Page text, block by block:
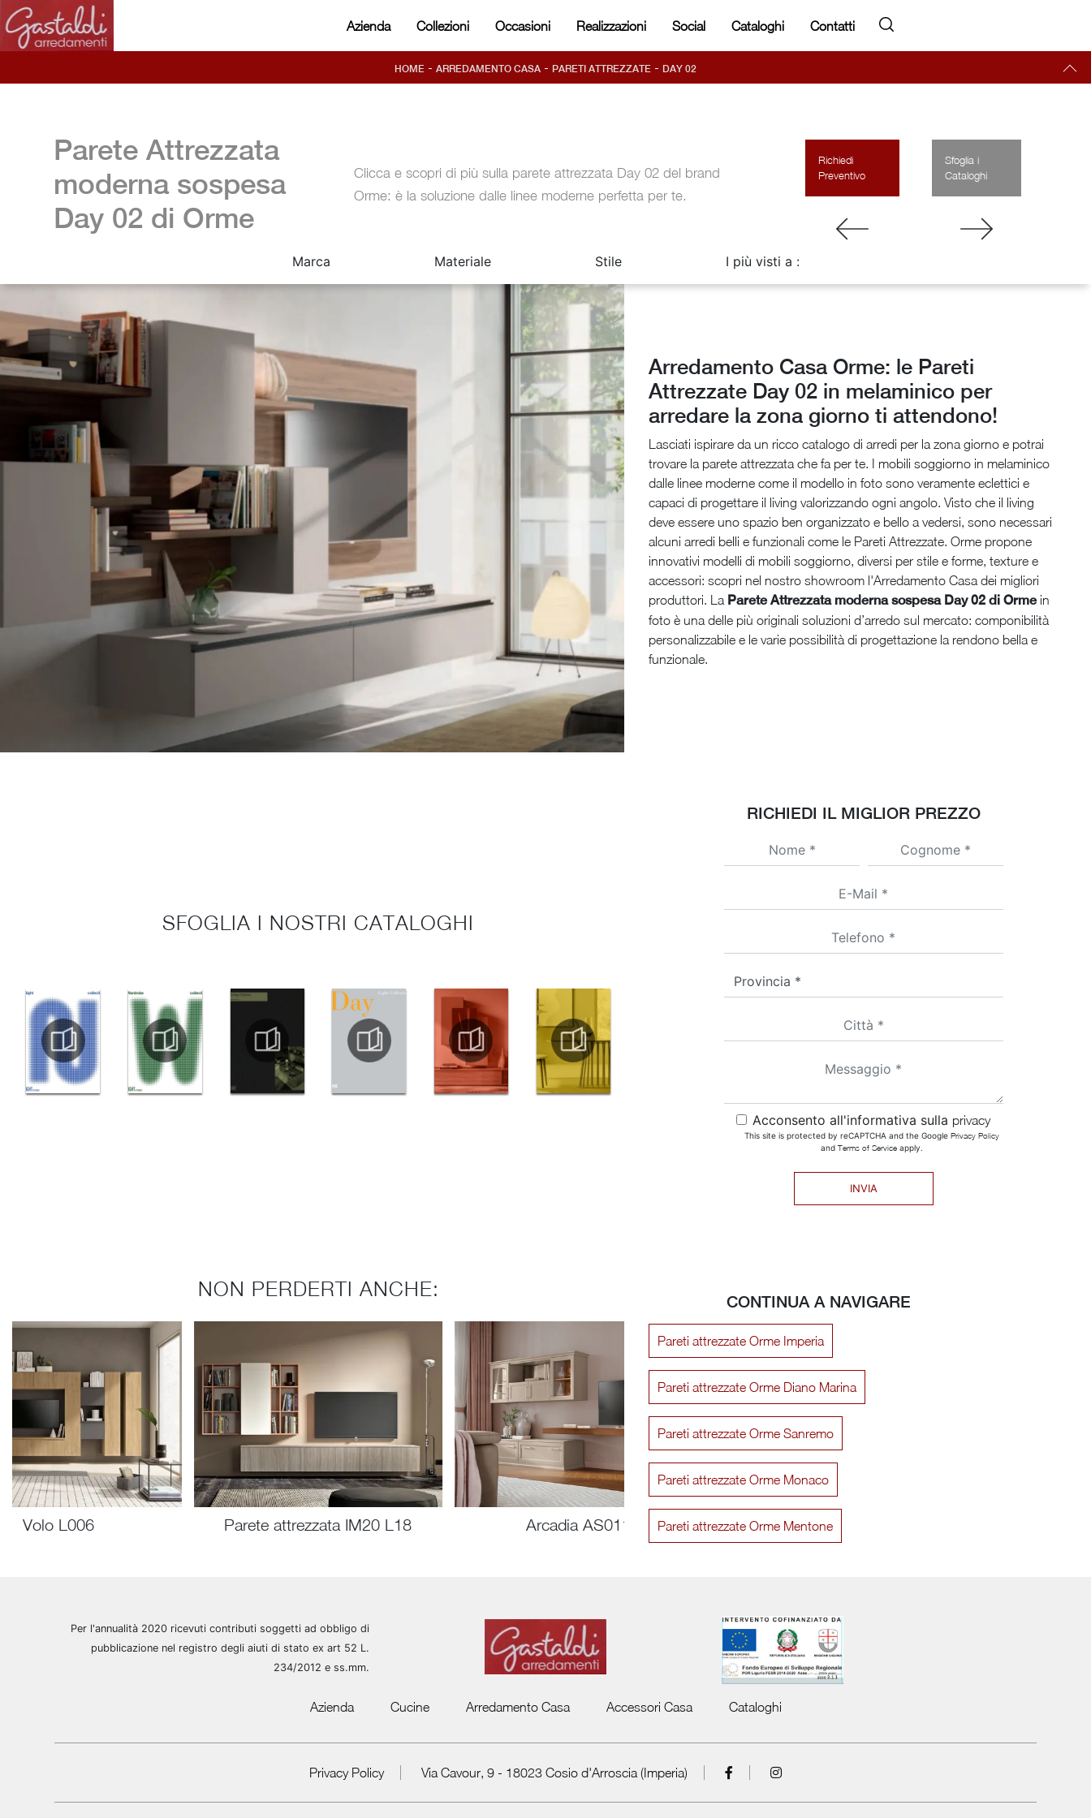
Azienda Collezioni Occasioni Realizzazioni Social Cataloghi Contatti
HOME - ARREDAMENTO CASA - PARETI ATTREZZATE - DAY 02
Parete Attrezzata
moderna sospesa
Day 02 di Orme
Clicca e scopri di più sulla parete attrezzata Day 02 del brand
Orme: è la soluzione dalle linee moderne perfetta per te.
Richiedi
Preventivo
Sfoglia i
Cataloghi
Marca Materiale Stile I più visti a :
Arredamento Casa Orme: le Pareti
Attrezzate Day 02 in melaminico per
arredare la zona giorno ti attendono!
Lasciati ispirare da un ricco catalogo di arredi per la zona giorno e potrai
trovare la parete attrezzata che fa per te. I mobili soggiorno in melaminico
dalle linee moderne come il modello in foto sono veramente eclettici e
capaci di progettare il living valorizzando ogni angolo. Visto che il living
deve essere uno spazio ben organizzato e bello a vedersi, sono necessari
alcuni arredi belli e funzionali come le Pareti Attrezzate. Orme propone
innovativi modelli di mobili soggiorno, diversi per stile e forme, texture e
accessori: scopri nel nostro showroom l'Arredamento Casa dei migliori
produttori. La Parete Attrezzata moderna sospesa Day 02 di Ormein
foto è una delle più originali soluzioni d’arredo sul mercato: componibilità
personalizzabile e le varie possibilità di progettazione la rendono bella e
funzionale.
SFOGLIA I NOSTRI CATALOGHI
RICHIEDI IL MIGLIOR PREZZO
Acconsento all'informativa sulla privacy
This site is protected by reCAPTCHA and the Google Privacy Policy
and Terms of Serviceapply.
INVIA
NON PERDERTI ANCHE:
Volo L006 Parete attrezzata IM20 L18 Arcadia AS011 Day 13
CONTINUA A NAVIGARE
Pareti attrezzate Orme Imperia
Pareti attrezzate Orme Diano Marina
Pareti attrezzate Orme Sanremo
Pareti attrezzate Orme Monaco
Pareti attrezzate Orme Mentone
Per l'annualità 2020 ricevuti contributi soggetti ad obbligo di
pubblicazione nel registro degli aiuti di stato ex art 52 L.
234/2012 e ss.mm.
Azienda Cucine Arredamento Casa Accessori Casa Cataloghi
Privacy Policy Via Cavour, 9 - 18023 Cosio d'Arroscia (Imperia)